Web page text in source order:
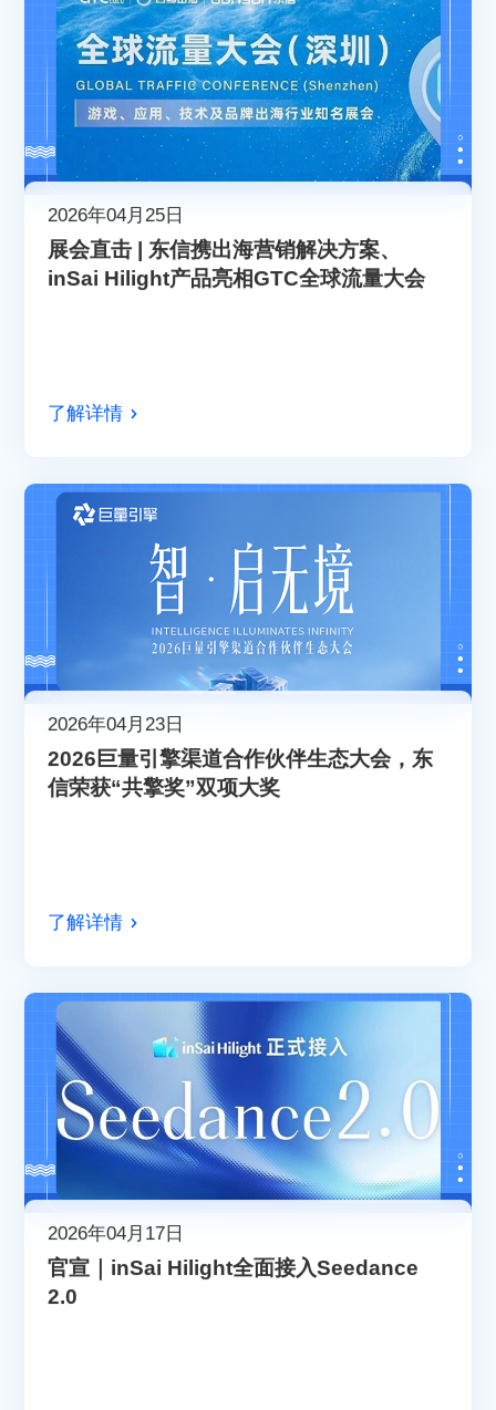
2026年04月25日
展会直击 | 东信携出海营销解决方案、
inSai Hilight产品亮相GTC全球流量大会
了解详情
2026年04月23日
2026巨量引擎渠道合作伙伴生态大会，东
信荣获“共擎奖”双项大奖
了解详情
2026年04月17日
官宣｜inSai Hilight全面接入Seedance
2.0